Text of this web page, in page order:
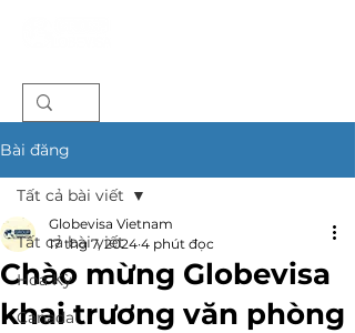
Bài đăng
Tất cả bài viết
Hoa Kỳ
Canada
Tất cả bài viết
Chào mừng Globevisa
khai trương văn phòng
Globevisa Vietnam
17 thg 7, 2024 4 phút đọc